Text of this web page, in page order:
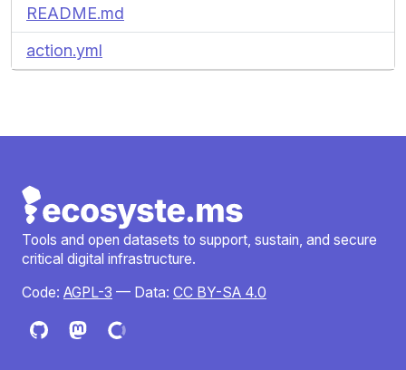
README.md
action.yml
Tools and open datasets to support, sustain, and secure
critical digital infrastructure.
Code: AGPL-3 — Data: CC BY-SA 4.0